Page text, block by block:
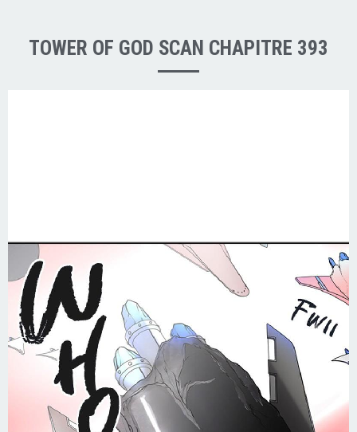
TOWER OF GOD SCAN CHAPITRE 393